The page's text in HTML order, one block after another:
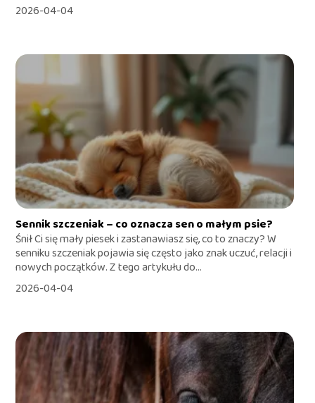
2026-04-04
Sennik szczeniak – co oznacza sen o małym psie?
Śnił Ci się mały piesek i zastanawiasz się, co to znaczy? W
senniku szczeniak pojawia się często jako znak uczuć, relacji i
nowych początków. Z tego artykułu do...
2026-04-04